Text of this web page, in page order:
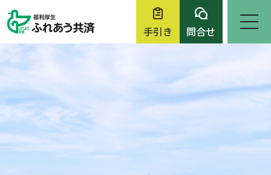
手引き 問合せ
お知らせ
ふれあう共済について